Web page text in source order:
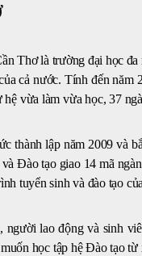
Thơ là trường đại học đa
cả nước. Tính đến năm
vừa làm vừa học, 37
lập năm 2009 và
Đào tạo giao 14 mã
tuyển sinh và đào tạo
lao động và sinh
học tập hệ Đào tạo